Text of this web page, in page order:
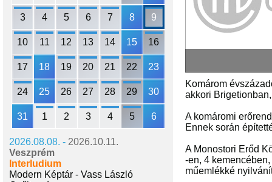
3 4 5 6 7 8 9
10 11 12 13 14 15 16
17 18 19 20 21 22 23
24 25 26 27 28 29 30
31 1 2 3 4 5 6
2026.08.08. - 2026.10.11.
Veszprém
Interludium
Modern Képtár - Vass László
Komárom
akkori
A komáromi
Ennek során
A Monostori Erőd
-en, 4
műemlékké